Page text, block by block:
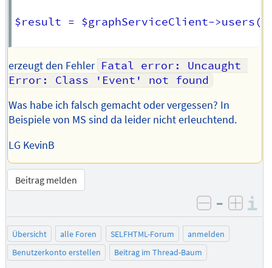
$result = $graphServiceClient->users()-
erzeugt den Fehler Fatal error: Uncaught
Error: Class 'Event' not found
Was habe ich falsch gemacht oder vergessen? In
Beispiele von MS sind da leider nicht erleuchtend.
LG KevinB
Beitrag melden
negativ
–
Übersicht alle Foren SELFHTML-Forum
anmelden
Benutzerkonto erstellen
Beitrag im Thread-Baum